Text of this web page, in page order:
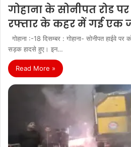
गोहाना के सोनीपत रोड
रफ्तार के कहर में गई एक
गोहाना :-18 दिसम्बर : गोहाना- सोनीपत हाईवे
सड़क हादसे हुए। इन…
Read More »